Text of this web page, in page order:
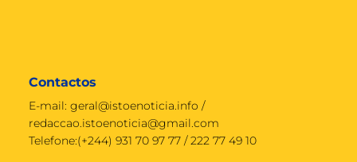
Contactos
E-mail: geral@istoenoticia.info /
redaccao.istoenoticia@gmail.com
Telefone:(+244) 931 70 97 77 / 222 77 49 10